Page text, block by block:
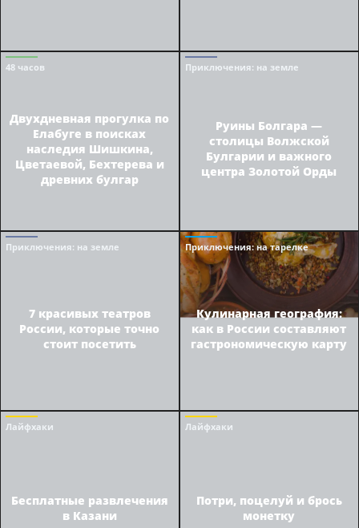
48 часов
Двухдневная прогулка по
Елабуге в поисках
наследия Шишкина,
Цветаевой, Бехтерева и
древних булгар
Приключения: на земле
Руины Болгара —
столицы Волжской
Булгарии и важного
центра Золотой Орды
Приключения: на земле
7 красивых театров
России, которые точно
стоит посетить
Приключения: на тарелке
Кулинарная география:
как в России составляют
гастрономическую карту
Лайфхаки
Бесплатные развлечения
в Казани
Лайфхаки
Потри, поцелуй и брось
монетку